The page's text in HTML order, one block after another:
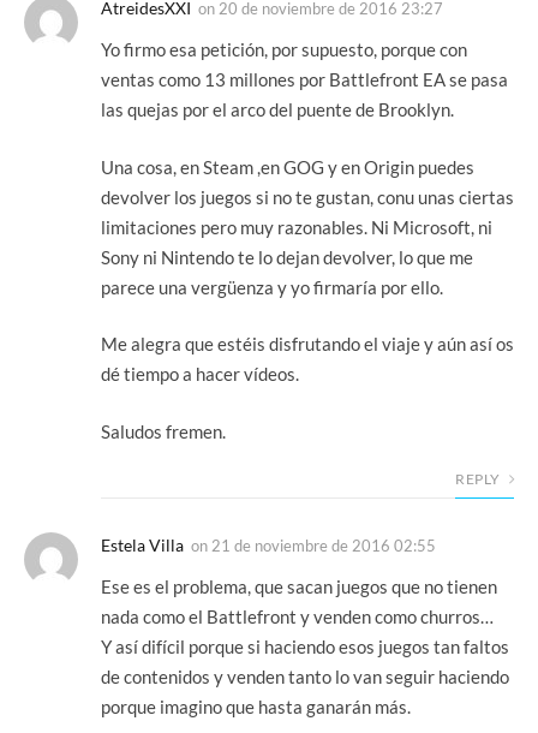
AtreidesXXI on 20 de noviembre de 2016 23:27
Yo firmo esa petición, por supuesto, porque con
ventas como 13 millones por Battlefront EA se pasa
las quejas por el arco del puente de Brooklyn.
Una cosa, en Steam ,en GOG y en Origin puedes
devolver los juegos si no te gustan, conu unas ciertas
limitaciones pero muy razonables. Ni Microsoft, ni
Sony ni Nintendo te lo dejan devolver, lo que me
parece una vergüenza y yo firmaría por ello.
Me alegra que estéis disfrutando el viaje y aún así os
dé tiempo a hacer vídeos.
Saludos fremen.
REPLY
Estela Villa on 21 de noviembre de 2016 02:55
Ese es el problema, que sacan juegos que no tienen
nada como el Battlefront y venden como churros…
Y así difícil porque si haciendo esos juegos tan faltos
de contenidos y venden tanto lo van seguir haciendo
porque imagino que hasta ganarán más.